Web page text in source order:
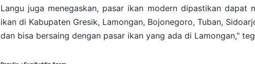
Langu juga menegaskan, pasar ikan modern dipastikan dapat
ikan di Kabupaten Gresik, Lamongan, Bojonegoro, Tuban,
dan bisa bersaing dengan pasar ikan yang ada di Lamongan,"